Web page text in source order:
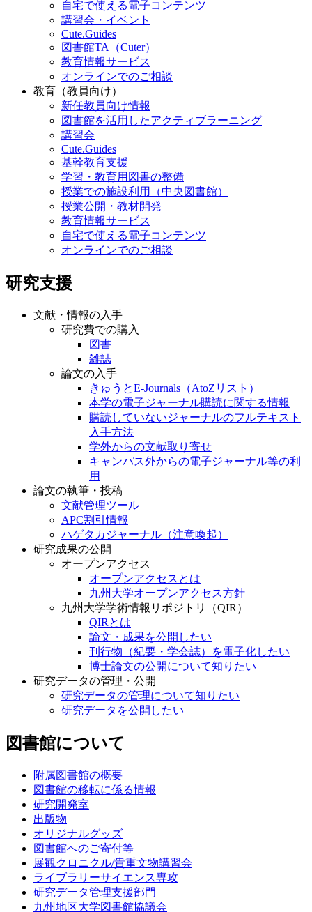
自宅で使える電子コンテンツ
講習会・イベント
Cute.Guides
図書館TA（Cuter）
教育情報サービス
オンラインでのご相談
教育（教員向け）
新任教員向け情報
図書館を活用したアクティブラーニング
講習会
Cute.Guides
基幹教育支援
学習・教育用図書の整備
授業での施設利用（中央図書館）
授業公開・教材開発
教育情報サービス
自宅で使える電子コンテンツ
オンラインでのご相談
研究支援
文献・情報の入手
研究費での購入
図書
雑誌
論文の入手
きゅうとE-Journals（AtoZリスト）
本学の電子ジャーナル購読に関する情報
購読していないジャーナルのフルテキスト
入手方法
学外からの文献取り寄せ
キャンパス外からの電子ジャーナル等の利
用
論文の執筆・投稿
文献管理ツール
APC割引情報
ハゲタカジャーナル（注意喚起）
研究成果の公開
オープンアクセス
オープンアクセスとは
九州大学オープンアクセス方針
九州大学学術情報リポジトリ（QIR）
QIRとは
論文・成果を公開したい
刊行物（紀要・学会誌）を電子化したい
博士論文の公開について知りたい
研究データの管理・公開
研究データの管理について知りたい
研究データを公開したい
図書館について
附属図書館の概要
図書館の移転に係る情報
研究開発室
出版物
オリジナルグッズ
図書館へのご寄付等
展観クロニクル/貴重文物講習会
ライブラリーサイエンス専攻
研究データ管理支援部門
九州地区大学図書館協議会